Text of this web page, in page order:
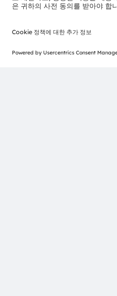
뉴스레터 가입